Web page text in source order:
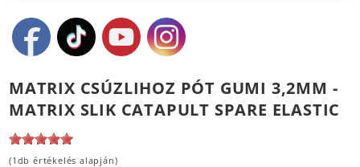
MATRIX CSÚZLIHOZ PÓT GUMI 3,2MM -
MATRIX SLIK CATAPULT SPARE ELASTIC
(1db értékelés alapján)